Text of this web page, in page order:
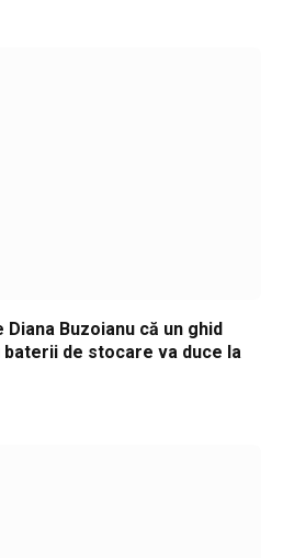
Buzoianu că un ghid
de stocare va duce la